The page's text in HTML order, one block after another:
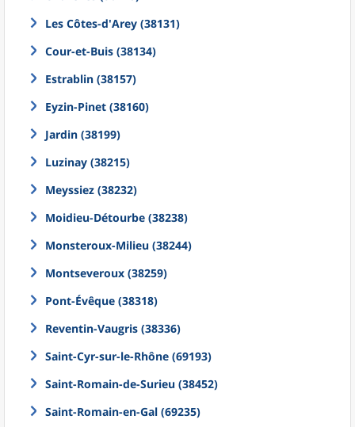
Les Côtes-d'Arey (38131)
Cour-et-Buis (38134)
Estrablin (38157)
Eyzin-Pinet (38160)
Jardin (38199)
Luzinay (38215)
Meyssiez (38232)
Moidieu-Détourbe (38238)
Monsteroux-Milieu (38244)
Montseveroux (38259)
Pont-Évêque (38318)
Reventin-Vaugris (38336)
Saint-Cyr-sur-le-Rhône (69193)
Saint-Romain-de-Surieu (38452)
Saint-Romain-en-Gal (69235)